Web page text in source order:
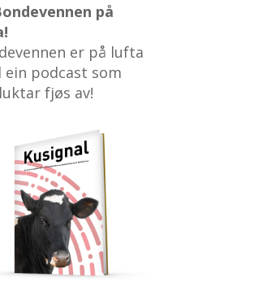
på
er på lufta
ein podcast som
fjøs av!